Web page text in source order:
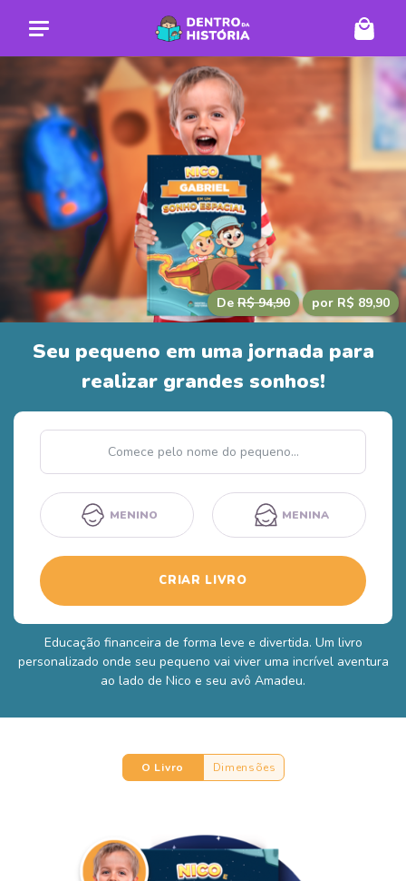
De R$ 94,90 por R$ 89,90
Seu pequeno em uma jornada para
realizar grandes sonhos!
Nome
MENINO MENINA
CRIAR LIVRO
Educação financeira de forma leve e divertida. Um livro
personalizado onde seu pequeno vai viver uma incrível aventura
ao lado de Nico e seu avô Amadeu.
O Livro Dimensões